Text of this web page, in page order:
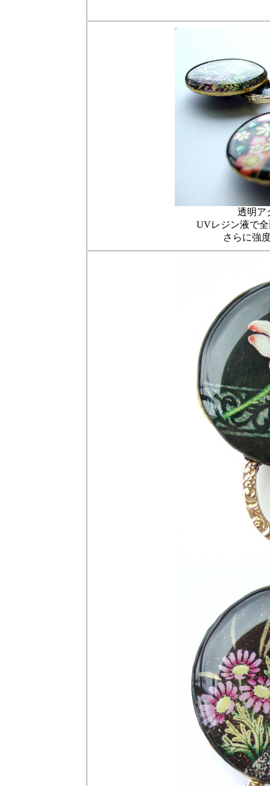
透明ア
UVレジン液で
さらに強